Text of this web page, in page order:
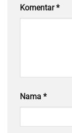
Komentar*
Nama *